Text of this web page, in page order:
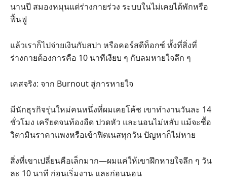
นานปี สมองหมุนแต่ร่างกายร่วง ระบบในไม่เคยได้พักหรือ
ฟื้นฟู
แล้วเราก็ไปจ่ายเงินกับสปา หรือคอร์สดีท็อกซ์ ทั้งที่สิ่งที่
ร่างกายต้องการคือ 10 นาทีเงียบ ๆ กับลมหายใจลึก ๆ
เคสจริง: จาก Burnout สู่การหายใจ
มีนักธุรกิจรุ่นใหม่คนหนึ่งที่ผมเคยโค้ช เขาทำงานวันละ 14
ชั่วโมง เครียดจนท้องอืด ปวดหัว และนอนไม่หลับ แม้จะซื้อ
วิตามินราคาแพงหรือเข้าฟิตเนสทุกวัน ปัญหาก็ไม่หาย
สิ่งที่เขาเปลี่ยนคือเล็กมาก—ผมแค่ให้เขาฝึกหายใจลึก ๆ วัน
ละ 10 นาที ก่อนเริ่มงาน และก่อนนอน